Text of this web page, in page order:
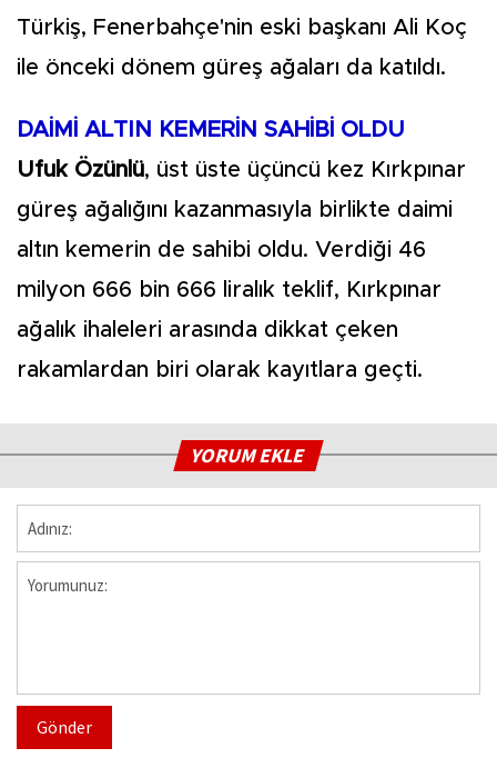
Türkiş, Fenerbahçe'nin eski başkanı Ali Koç
ile önceki dönem güreş ağaları da katıldı.
DAİMİ ALTIN KEMERİN SAHİBİ OLDU
Ufuk Özünlü, üst üste üçüncü kez Kırkpınar
güreş ağalığını kazanmasıyla birlikte daimi
altın kemerin de sahibi oldu. Verdiği 46
milyon 666 bin 666 liralık teklif, Kırkpınar
ağalık ihaleleri arasında dikkat çeken
rakamlardan biri olarak kayıtlara geçti.
YORUM EKLE
Gönder